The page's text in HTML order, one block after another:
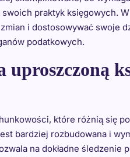
praktyk księgowych.
i dostosowywać swoje
podatkowych.
uproszczoną
które różnią się
bardziej rozbudowana i
na dokładne śledzenie